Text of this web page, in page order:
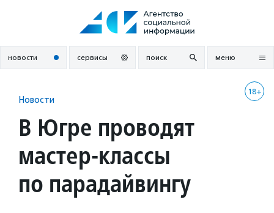
новости сервисы поиск меню
18+
Новости
В Югре проводят
мастер-классы
по парадайвингу